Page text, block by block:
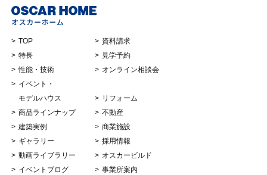
TOP
特長
性能・技術
イベント・
モデルハウス
商品ラインナップ
建築実例
ギャラリー
動画ライブラリー
イベントブログ
資料請求
見学予約
オンライン相談会
リフォーム
不動産
商業施設
採用情報
オスカービルド
事業所案内